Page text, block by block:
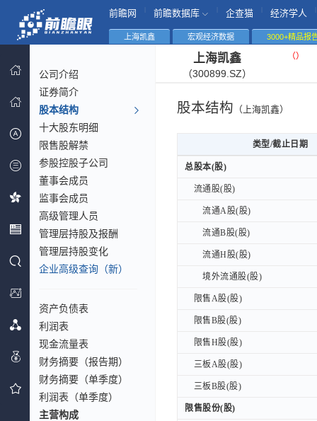
前瞻网 前瞻数据库 企查猫 经济学人
上海凯鑫 宏观经济数据 3000+精品报
公司介绍
证券简介
股本结构
十大股东明细
限售股解禁
参股控股子公司
董事会成员
监事会成员
高级管理人员
管理层持股及报酬
管理层持股变化
企业高级查询（新）
资产负债表
利润表
现金流量表
财务摘要（报告期）
财务摘要（单季度）
利润表（单季度）
主营构成
上海凯鑫
（300899.SZ）
（）
股本结构 （上海凯鑫）
类型/截止日期
总股本(股)
流通股(股)
流通A股(股)
流通B股(股)
流通H股(股)
境外流通股(股)
限售A股(股)
限售B股(股)
限售H股(股)
三板A股(股)
三板B股(股)
限售股份(股)
类型/截止日期
总股本(股)
流通股(股)
流通A股(股)
流通B股(股)
流通H股(股)
境外流通股(股)
限售A股(股)
限售B股(股)
限售H股(股)
三板A股(股)
三板B股(股)
限售股份(股)